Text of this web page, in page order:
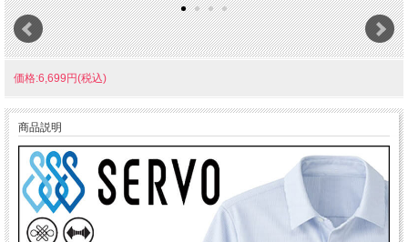
価格:6,699円(税込)
商品説明